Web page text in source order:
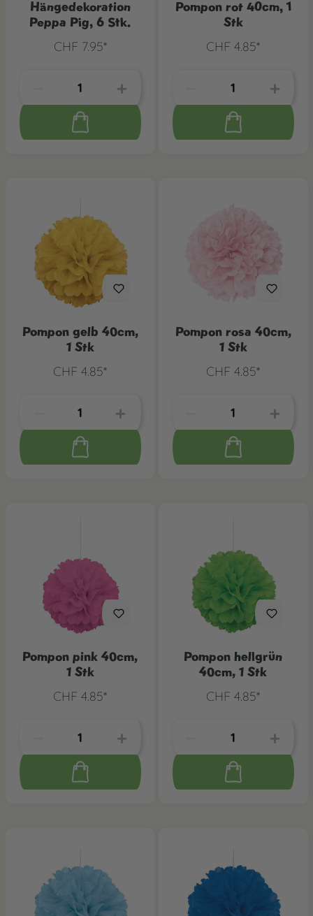
Hängedekoration
Peppa Pig, 6 Stk.
CHF 7.95*
Pompon rot 40cm, 1
Stk
CHF 4.85*
Pompon gelb 40cm,
1 Stk
CHF 4.85*
Pompon rosa 40cm,
1 Stk
CHF 4.85*
Pompon pink 40cm,
1 Stk
CHF 4.85*
Pompon hellgrün
40cm, 1 Stk
CHF 4.85*